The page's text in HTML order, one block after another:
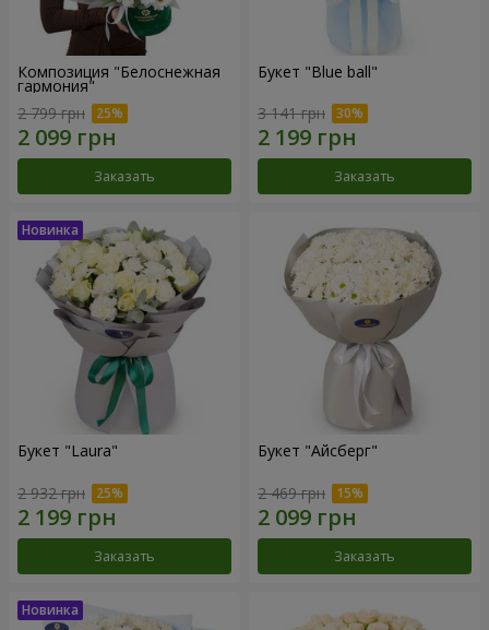
Композиция "Белоснежная
гармония"
2 799 грн
Заказать
Букет "Blue ball"
3 141 грн
Заказать
Букет "Laura"
2 932 грн
Заказать
Букет "Айсберг"
2 469 грн
Заказать